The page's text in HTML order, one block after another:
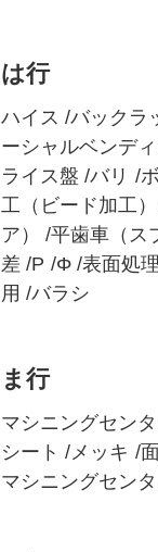
は行
ハイス バックラ
ーシャルベンデ
ライス盤 バリ
工（ビード加工）
ア）
平歯車（ス
差 P Φ 表面処理
用
バラシ
ま行
マシニングセンタ
シート
メッキ
マシニングセンタ